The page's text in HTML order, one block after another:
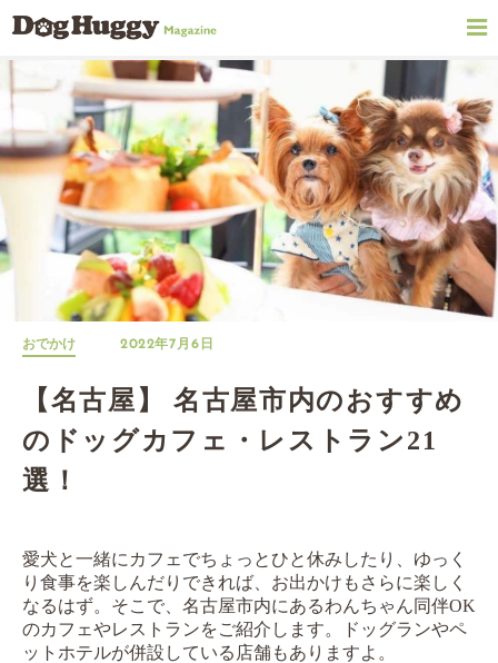
おでかけ 2022年7月6日
【名古屋】 名古屋市内のおすすめ
のドッグカフェ・レストラン21
選！
愛犬と一緒にカフェでちょっとひと休みしたり、ゆっく
り食事を楽しんだりできれば、お出かけもさらに楽しく
なるはず。そこで、名古屋市内にあるわんちゃん同伴OK
のカフェやレストランをご紹介します。ドッグランやペ
ットホテルが併設している店舗もありますよ。